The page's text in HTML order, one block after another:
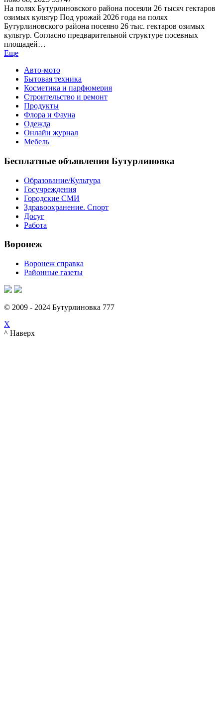
На полях Бутурлиновского района посеяли 26 тысяч гектаров
озимых культур Под урожай 2026 года на полях
Бутурлиновского района посеяно 26 тыс. гектаров озимых
культур. Согласно предварительной структуре посевных
площадей…
Еще
Авто-мото
Бытовая техника
Косметика и парфюмерия
Строительство и ремонт
Продукты
Флора и Фауна
Одежда
Онлайн журнал
Мебель
Бесплатные объявления Бутурлиновка
Образование/Культура
Госучреждения
Городские СМИ
Здравоохранение. Спорт
Досуг
Работа
Воронеж
Воронеж справка
Районные газеты
© 2009 - 2024 Бутурлиновка 777
X
^ Наверх